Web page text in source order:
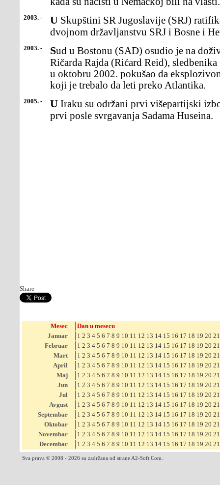
2003. - U Skupštini SR Jugoslavije (SRJ) ratifikovan je Sporazumo
dvojnom državljanstvu SRJ i Bosne i
2003. - Sud u Bostonu (SAD) osudio je na doživotni zatvorBritanca
Ričarda Rajda (Rićard Reid),
u oktobru 2002. pokušao da
koji je trebalo da leti preko Atlantika.
2005. - U Iraku su održani prvi višepartijski izbori uposlednjih 50 godina i
prvi posle svrgavanja Sadama Huseina.
Share
Mesec
Dan u mesecu
Januar
1 2 3 4 5 6 7 8 9 10 11 12 13 14 15 16 17 18 19 20 21
Februar
1 2 3 4 5 6 7 8 9 10 11 12 13 14 15 16 17 18 19 20 21
Mart
1 2 3 4 5 6 7 8 9 10 11 12 13 14 15 16 17 18 19 20 21
April
1 2 3 4 5 6 7 8 9 10 11 12 13 14 15 16 17 18 19 20 21
Maj
1 2 3 4 5 6 7 8 9 10 11 12 13 14 15 16 17 18 19 20 21
Jun
1 2 3 4 5 6 7 8 9 10 11 12 13 14 15 16 17 18 19 20 21
Jul
1 2 3 4 5 6 7 8 9 10 11 12 13 14 15 16 17 18 19 20 21
Avgust
1 2 3 4 5 6 7 8 9 10 11 12 13 14 15 16 17 18 19 20 21
Septembar
1 2 3 4 5 6 7 8 9 10 11 12 13 14 15 16 17 18 19 20 21
Oktobar
1 2 3 4 5 6 7 8 9 10 11 12 13 14 15 16 17 18 19 20 21
Novembar
1 2 3 4 5 6 7 8 9 10 11 12 13 14 15 16 17 18 19 20 21
Decembar
1 2 3 4 5 6 7 8 9 10 11 12 13 14 15 16 17 18 19 20 21
Sva prava © 2008 - 2026 su zadržana od strane A2-Soft.Com.